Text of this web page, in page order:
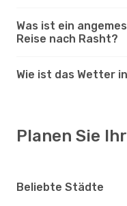
Was ist ein
Reise nach Rasht?
Wie ist das Wetter
Planen Sie
Beliebte Städte